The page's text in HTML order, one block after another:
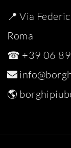
📍 Via
Roma
☎ +39 06 89
🌎